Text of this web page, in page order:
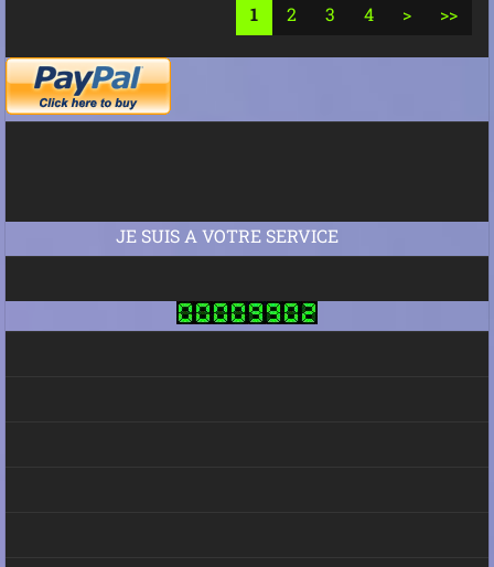
1 2 3 4 > >>
JE SUIS A VOTRE SERVICE